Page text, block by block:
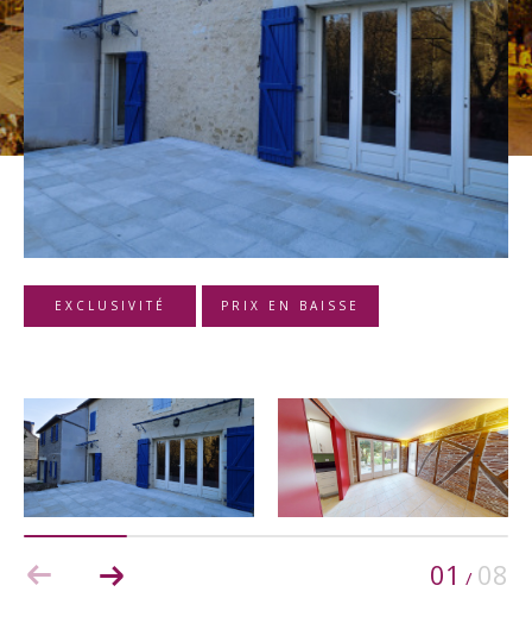
EXCLUSIVITÉ PRIX EN BAISSE
01 / 08
Budget
Budget
Surface
Surface
Pièces
Pièces
AFFINER LES CRITÈRES
TERRASSE PARKING PISCINE
FILTRER PAR
COUPS DE COEUR EXCLUSIVITÉS